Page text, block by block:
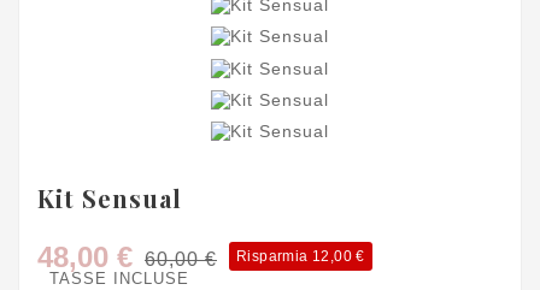
Kit Sensual
48,00 € 60,00 € Risparmia 12,00 €
TASSE INCLUSE